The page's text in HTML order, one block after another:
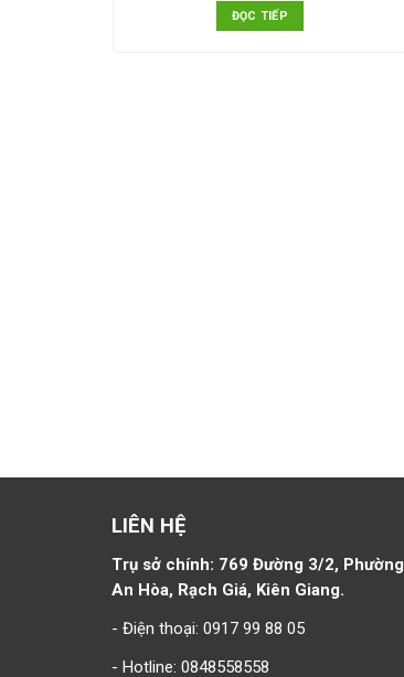
ĐỌC TIẾP
LIÊN HỆ
Trụ sở chính: 769 Đường 3/2, Phường
An Hòa, Rạch Giá, Kiên Giang.
- Điện thoại: 0917 99 88 05
- Hotline: 0848558558